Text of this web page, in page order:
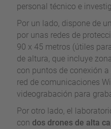
personal técnico e
Por un lado, dispone de un
por unas redes de
90 x 45 metros (útiles
de altura, que incluye
con puntos de conexión
red de comunicaciones
videograbación para
Por otro lado, el
con dos drones de alta